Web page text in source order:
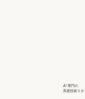
AI 専門の
高度技術スタ